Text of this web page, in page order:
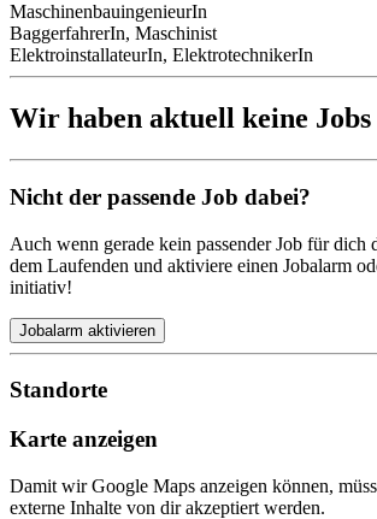
MaschinenbauingenieurIn
BaggerfahrerIn, Maschinist
ElektroinstallateurIn, ElektrotechnikerIn
Wir haben aktuell keine Jobs
Nicht der passende Job dabei?
Auch wenn gerade kein passender Job für dich
dem Laufenden und aktiviere einen Jobalarm
initiativ!
Jobalarm aktivieren
Standorte
Karte anzeigen
Damit wir Google Maps anzeigen können,
externe Inhalte von dir akzeptiert werden.